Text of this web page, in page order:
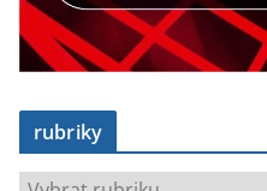
rubriky